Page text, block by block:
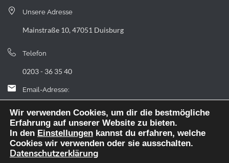
Unsere Adresse
Mainstraße 10, 47051 Duisburg
Telefon
0203 - 36 35 40
Email-Adresse:
landfermann.gymnasium[at]stadt-duisburg.de
Wir verwenden Cookies, um dir die bestmögliche
Erfahrung auf unserer Website zu bieten.
In den Einstellungen kannst du erfahren, welche
Cookies wir verwenden oder sie ausschalten.
Datenschutzerklärung